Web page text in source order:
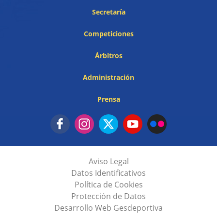
Secretaría
Competiciones
Árbitros
Administración
Prensa
Aviso Legal
Datos Identificativos
Política de Cookies
Protección de Datos
Desarrollo Web Gesdeportiva